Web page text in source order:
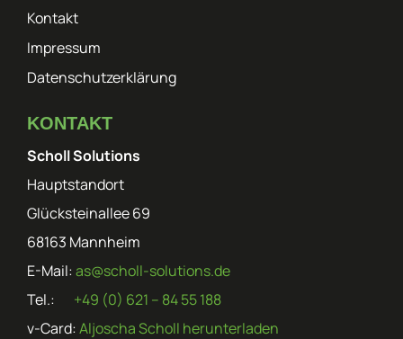
Kontakt
Impressum
Datenschutzerklärung
KONTAKT
Scholl Solutions
Hauptstandort
Glücksteinallee 69
68163 Mannheim
E-Mail:as@scholl-solutions.de
Tel.: +49 (0) 621 – 84 55 188
v-Card:Aljoscha Scholl herunterladen